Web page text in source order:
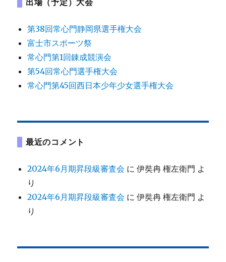
出場（予定）大会
第38回常心門静岡県選手権大会
富士市スポーツ祭
常心門第1回錬成競演会
第54回常心門選手権大会
常心門第45回西日本少年少女選手権大会
最近のコメント
2024年6月期昇段級審査会 に伊奘冉 権左衛門 よ
り
2024年6月期昇段級審査会 に伊奘冉 権左衛門 よ
り